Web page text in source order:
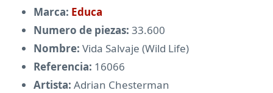
Marca: Educa
Numero de piezas: 33.600
Nombre: Vida Salvaje (Wild Life)
Referencia: 16066
Artista: Adrian Chesterman